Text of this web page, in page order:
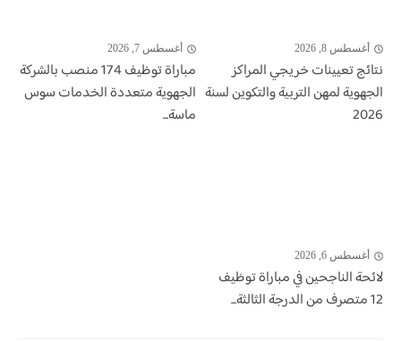
أغسطس 8, 2026
نتائج تعيينات خريجي المراكز
الجهوية لمهن التربية والتكوين لسنة
2026
أغسطس 7, 2026
مباراة توظيف 174 منصب بالشركة
الجهوية متعددة الخدمات سوس
ماسة...
أغسطس 6, 2026
لائحة الناجحين في مباراة توظيف
12 متصرف من الدرجة الثالثة...